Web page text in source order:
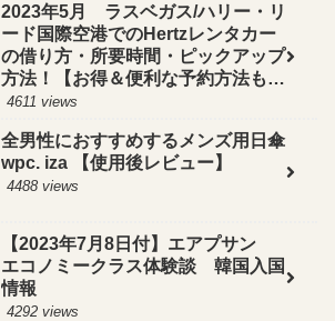
2023年5月 ラスベガス/ハリー・リ
ード国際空港でのHertzレンタカー
の借り方・所要時間・ピックアップ
方法！【お得＆便利な予約方法も紹
介】
4611 views
全男性におすすめするメンズ用日傘
wpc. iza 【使用後レビュー】
4488 views
【2023年7月8日付】エアプサン
エコノミークラス体験談 韓国入国
情報
4292 views